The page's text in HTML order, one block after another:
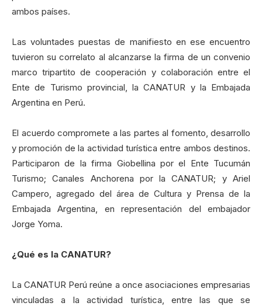
ambos países.
Las voluntades puestas de manifiesto en ese encuentro
tuvieron su correlato al alcanzarse la firma de un convenio
marco tripartito de cooperación y colaboración entre el
Ente de Turismo provincial, la CANATUR y la Embajada
Argentina en Perú.
El acuerdo compromete a las partes al fomento, desarrollo
y promoción de la actividad turística entre ambos destinos.
Participaron de la firma Giobellina por el Ente Tucumán
Turismo; Canales Anchorena por la CANATUR; y Ariel
Campero, agregado del área de Cultura y Prensa de la
Embajada Argentina, en representación del embajador
Jorge Yoma.
¿Qué es la CANATUR?
La CANATUR Perú reúne a once asociaciones empresarias
vinculadas a la actividad turística, entre las que se